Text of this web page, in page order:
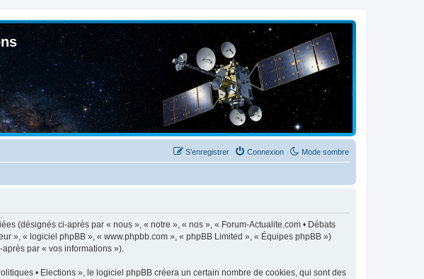
Mode sombre
Connexion
S’enregistrer
(désignés ci-après par « nous », « notre », « nos », « Forum-Actualite.com • Débats
», « logiciel phpBB », « www.phpbb.com », « phpBB Limited », « Équipes phpBB »)
par « vos informations »).
• Elections », le logiciel phpBB créera un certain nombre de cookies, qui sont des